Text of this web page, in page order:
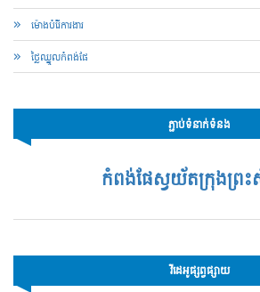
ម៉ោងបំរើការងារ
ថ្លៃឈ្នួលកំពង់ផែ
ភ្ជាប់ទំនាក់ទំនង
កំពង់ផែស្វយ័តក្រុងព្រ
វីដេអូផ្សព្វផ្សាយ